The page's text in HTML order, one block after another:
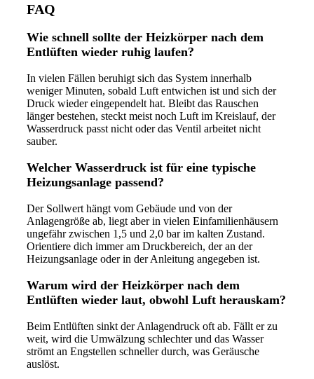
FAQ
Wie schnell sollte der Heizkörper nach dem
Entlüften wieder ruhig laufen?
In vielen Fällen beruhigt sich das System innerhalb
weniger Minuten, sobald Luft entwichen ist und sich der
Druck wieder eingependelt hat. Bleibt das Rauschen
länger bestehen, steckt meist noch Luft im Kreislauf, der
Wasserdruck passt nicht oder das Ventil arbeitet nicht
sauber.
Welcher Wasserdruck ist für eine typische
Heizungsanlage passend?
Der Sollwert hängt vom Gebäude und von der
Anlagengröße ab, liegt aber in vielen Einfamilienhäusern
ungefähr zwischen 1,5 und 2,0 bar im kalten Zustand.
Orientiere dich immer am Druckbereich, der an der
Heizungsanlage oder in der Anleitung angegeben ist.
Warum wird der Heizkörper nach dem
Entlüften wieder laut, obwohl Luft herauskam?
Beim Entlüften sinkt der Anlagendruck oft ab. Fällt er zu
weit, wird die Umwälzung schlechter und das Wasser
strömt an Engstellen schneller durch, was Geräusche
auslöst.